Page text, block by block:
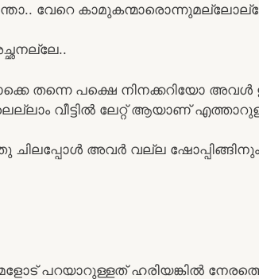
വേറെ
തന്നെ പക്ഷെ നിനക്കറിയോ അവൾ
വീട്ടിൽ ലേറ്റ് ആയാണ്
അവർ വല്ല
പറയാറുള്ളത് ഹരിയങ്കിൽ